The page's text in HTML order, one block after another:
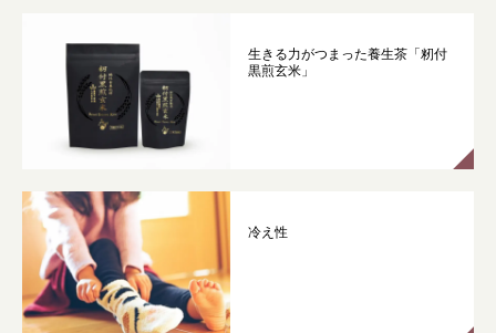
生きる力がつまった養生茶「籾付
黒煎玄米」
冷え性